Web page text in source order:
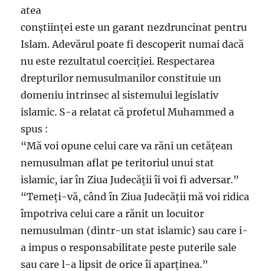
atea
conștiinței este un garant nezdruncinat pentru
Islam. Adevărul poate fi descoperit numai dacă
nu este rezultatul coerciției. Respectarea
drepturilor nemusulmanilor constituie un
domeniu intrinsec al sistemului legislativ
islamic. S-a relatat că profetul Muhammed a
spus :
“Mă voi opune celui care va răni un cetățean
nemusulman aflat pe teritoriul unui stat
islamic, iar în Ziua Judecății îi voi fi adversar.”
“Temeți-vă, când în Ziua Judecății mă voi ridica
împotriva celui care a rănit un locuitor
nemusulman (dintr-un stat islamic) sau care i-
a impus o responsabilitate peste puterile sale
sau care l-a lipsit de orice îi aparținea.”